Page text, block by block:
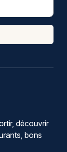
découvrir
bons